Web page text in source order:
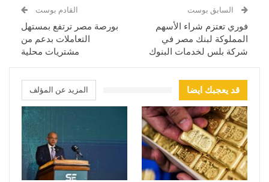
السابق بوست
فوري تعتزم شراء الأسهم
المملوكة لبنك مصر في
شركة بلس لخدمات البنوك
القادم بوست
بورصة مصر ترتفع بمستهل
التعاملات بدعم من
مشتريات محلية
قد يعجبك ايضا المزيد عن المؤلف